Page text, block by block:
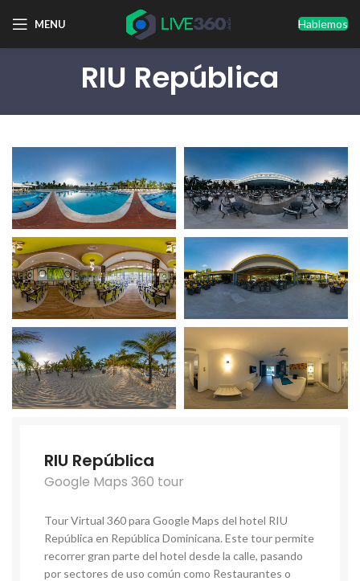
MENU Hablemos
RIU República
RIU República
Google Maps 360 tour
Tour Virtual 360 para Google Maps del hotel RIU
República en República Dominicana. Este tour permite
recorrer gran parte del hotel desde la calle, pasando
por sectores de uso común como Restaurantes o